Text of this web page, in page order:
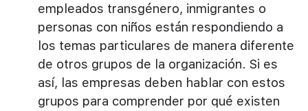
empleados transgénero, inmigrantes o
personas con niños están respondiendo a
los temas particulares de manera diferente
de otros grupos de la organización. Si es
así, las empresas deben hablar con estos
grupos para comprender por qué existen